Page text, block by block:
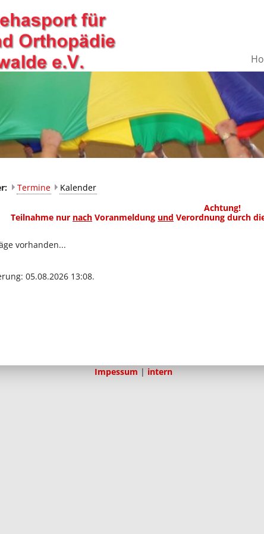
Termine
Kalender
Achtung!
Teilnahme nur nach Voranmeldung und Verordnung durch
vorhanden...
05.08.2026 13:08.
Impessum | intern